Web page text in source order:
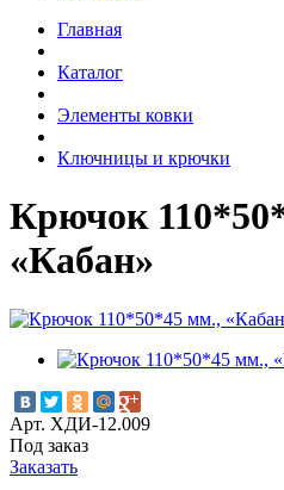
Главная
Каталог
Элементы ковки
Ключницы и крючки
Крючок
«Кабан»
Арт. ХДИ-12.009
Под заказ
Заказать